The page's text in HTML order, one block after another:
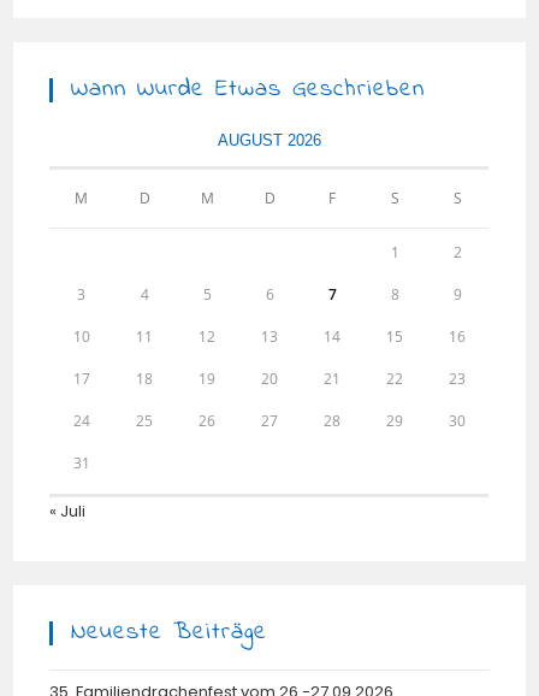
Wann Wurde Etwas Geschrieben
AUGUST 2026
M D M D F S S
1 2
3 4 5 6 7 8 9
10 11 12 13 14 15 16
17 18 19 20 21 22 23
24 25 26 27 28 29 30
31
« Juli
Neueste Beiträge